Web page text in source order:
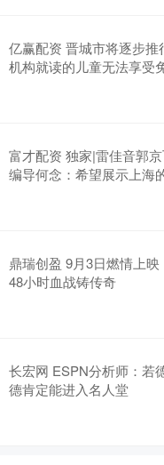
亿赢配资 晋城市将逐步
机构就读的儿童无法享受
富才配资 独家|雷佳音郭
编导何念：希望展示上海
鼎瑞创盈 9月3日燃情上映
48小时血战铸传奇
长宏网 ESPN分析师：若
德肯定能进入名人堂